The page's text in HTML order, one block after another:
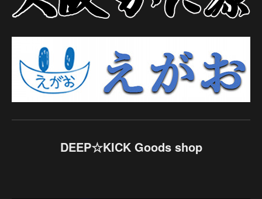
DEEP☆KICK Goods shop